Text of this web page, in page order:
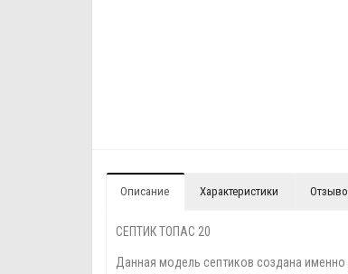
Описание Характеристики
СЕПТИК ТОПАС 20
Данная модель септиков создана